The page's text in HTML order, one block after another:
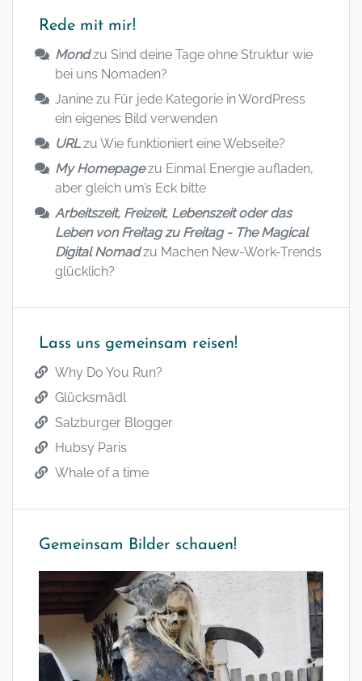
Rede mit mir!
Mondzu Sind deine Tage ohne Struktur wie
bei uns Nomaden?
Janine zu Für jede Kategorie in WordPress
ein eigenes Bild verwenden
URLzu Wie funktioniert eine Webseite?
My Homepagezu Einmal Energie aufladen,
aber gleich um’s Eck bitte
Arbeitszeit, Freizeit, Lebenszeit oder das
Leben von Freitag zu Freitag - The Magical
Digital Nomadzu Machen New-Work-Trends
glücklich?
Lass uns gemeinsam reisen!
Why Do You Run?
Glücksmädl
Salzburger Blogger
Hubsy Paris
Whale of a time
Gemeinsam Bilder schauen!